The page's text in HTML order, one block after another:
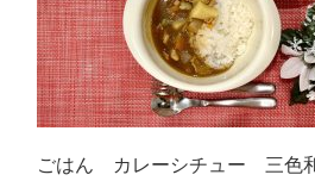
ごはん カレーシチュー 三色